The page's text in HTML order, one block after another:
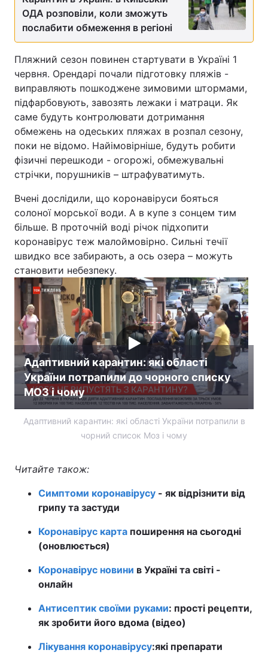
Екологія Регіони
Відео з Youtube Статті
Інтерв'ю Думки
Архів Вакансії
Контакти
Послуги
Тема оформлення
ОДА розповіли, коли зможуть
послабити обмеження в регіоні
Пляжний сезон повинен стартувати в Україні 1
червня. Орендарі почали підготовку пляжів -
виправляють пошкоджене зимовими штормами,
підфарбовують, завозять лежаки і матраци. Як
саме будуть контролювати дотримання
обмежень на одеських пляжах в розпал сезону,
поки не відомо. Найімовірніше, будуть робити
фізичні перешкоди - огорожі, обмежувальні
стрічки, порушників – штрафуватимуть.
Вчені дослідили, що коронавіруси бояться
солоної морської води. А в купе з сонцем тим
більше. В проточній воді річок підхопити
коронавірус теж малоймовірно. Сильні течії
швидко все забирають, а ось озера – можуть
становити небезпеку.
Адаптивний карантин: які області
України потрапили до чорного списку
МОЗ і чому
Адаптивний карантин: які області України потрапили в
чорний список Моз і чому
Читайте також:
Симптоми коронавірусу - як відрізнити від
грипу та застуди
Коронавірус карта поширення на сьогодні
(оновлюється)
Коронавірус новини в Україні та світі -
онлайн
Антисептик своїми руками: прості рецепти,
як зробити його вдома (відео)
Лікування коронавірусу:які препарати